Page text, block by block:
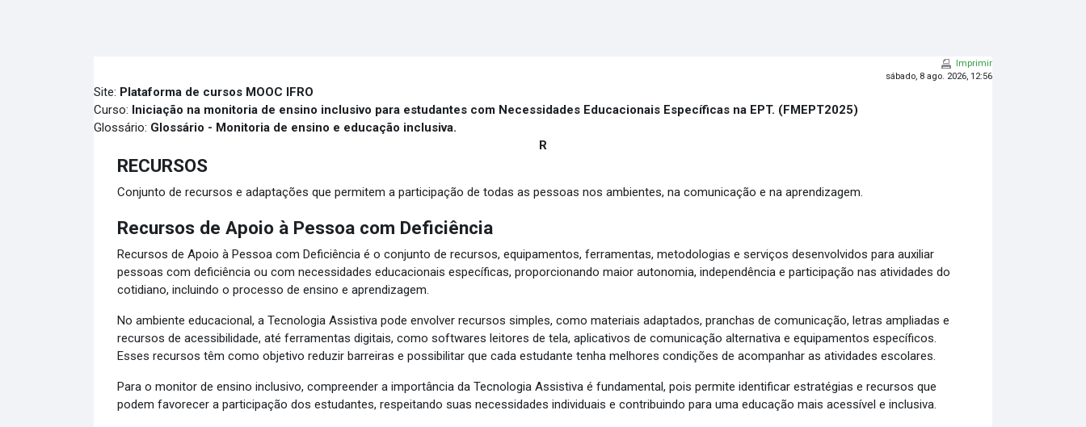
Imprimir
sábado, 8 ago. 2026, 12:56
Site: Plataforma de cursos MOOC IFRO
Curso: Iniciação na monitoria de ensino inclusivo para estudantes com Necessidades Educacionais Específicas na EPT. (FMEPT2025)
Glossário: Glossário - Monitoria de ensino e educação inclusiva.
R
RECURSOS
Conjunto de recursos e adaptações que permitem a participação de todas as pessoas nos ambientes, na comunicação e na aprendizagem.
Recursos de Apoio à Pessoa com Deficiência
Recursos de Apoio à Pessoa com Deficiência é o conjunto de recursos, equipamentos, ferramentas, metodologias e serviços desenvolvidos para auxiliar
pessoas com deficiência ou com necessidades educacionais específicas, proporcionando maior autonomia, independência e participação nas atividades do
cotidiano, incluindo o processo de ensino e aprendizagem.
No ambiente educacional, a Tecnologia Assistiva pode envolver recursos simples, como materiais adaptados, pranchas de comunicação, letras ampliadas e
recursos de acessibilidade, até ferramentas digitais, como softwares leitores de tela, aplicativos de comunicação alternativa e equipamentos específicos.
Esses recursos têm como objetivo reduzir barreiras e possibilitar que cada estudante tenha melhores condições de acompanhar as atividades escolares.
Para o monitor de ensino inclusivo, compreender a importância da Tecnologia Assistiva é fundamental, pois permite identificar estratégias e recursos que
podem favorecer a participação dos estudantes, respeitando suas necessidades individuais e contribuindo para uma educação mais acessível e inclusiva.